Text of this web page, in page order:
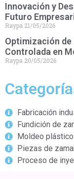
Innovación y
Futuro
Raypa 21/05/2026
Optimización
Controlada en
Raypa 20/05/2026
Fabricación
Fundición de
Moldeo plástico
Piezas de
Proceso de